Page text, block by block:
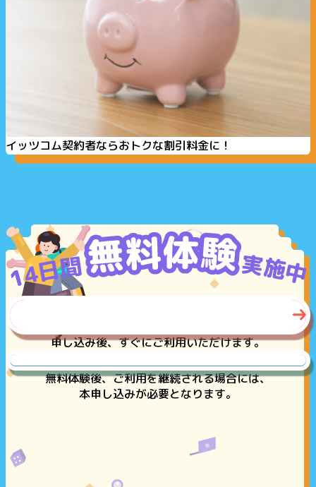
イッツコム契約者ならおトクな割引料金に！
申し込み後、すぐにご利用いただけます。
無料体験後、ご利用を継続される場合には、
本申し込みが必要となります。